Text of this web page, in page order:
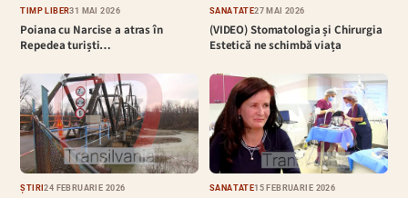
TIMP LIBER31 MAI 2026
Poiana cu Narcise a atras în
Repedea turiști…
SĂNĂTATE27 MAI 2026
(VIDEO) Stomatologia și Chirurgia
Estetică ne schimbă viața
ȘTIRI24 FEBRUARIE 2026 SĂNĂTATE15 FEBRUARIE 2026